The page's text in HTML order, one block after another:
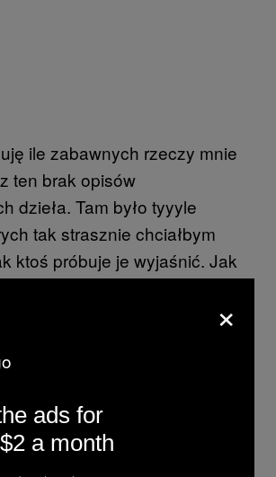
ile zabawnych rzeczy mnie
ten brak opisów
dzieła. Tam było tyyyle
tak strasznie chciałbym
ktoś próbuje je wyjaśnić. Jak
głowa dziecka ubrana w majtki,
i postawiona na MacBooku.
że artyści najpierw
ich dzieła sztuki, a potem je
myślicie, że może jest
to coś, będące
talerzem z napisem „mother
×
ads for
a month